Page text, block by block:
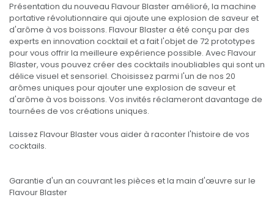
Présentation du nouveau Flavour Blaster amélioré, la machine
portative révolutionnaire qui ajoute une explosion de saveur et
d'arôme à vos boissons. Flavour Blaster a été conçu par des
experts en innovation cocktail et a fait l'objet de 72 prototypes
pour vous offrir la meilleure expérience possible. Avec Flavour
Blaster, vous pouvez créer des cocktails inoubliables qui sont un
délice visuel et sensoriel. Choisissez parmi l'un de nos 20
arômes uniques pour ajouter une explosion de saveur et
d'arôme à vos boissons. Vos invités réclameront davantage de
tournées de vos créations uniques.
Laissez Flavour Blaster vous aider à raconter l'histoire de vos
cocktails.
Garantie d'un an couvrant les pièces et la main d'œuvre sur le
Flavour Blaster